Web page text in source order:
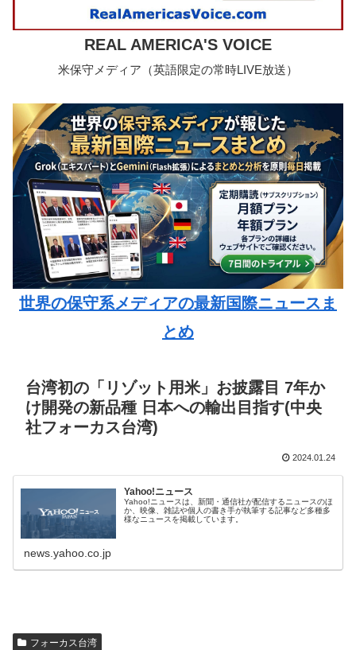
REAL AMERICA'S VOICE
米保守メディア（英語限定の常時LIVE放送）
世界の保守系メディアの最新国際ニュースま
とめ
台湾初の「リゾット用米」お披露目 7年か
け開発の新品種 日本への輸出目指す(中央
社フォーカス台湾)
2024.01.24
Yahoo!ニュース
Yahoo!ニュースは、新聞・通信社が配信するニュースのほ
か、映像、雑誌や個人の書き手が執筆する記事など多種多
様なニュースを掲載しています。
news.yahoo.co.jp
フォーカス台湾